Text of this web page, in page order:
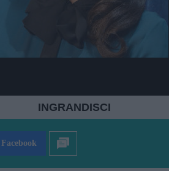
INGRANDISCI
Facebook